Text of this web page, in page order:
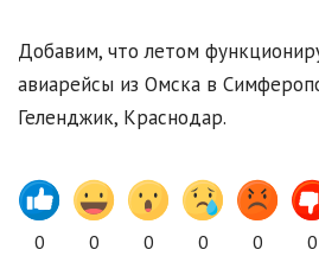
Добавим, что летом
авиарейсы из Омска в
Геленджик, Краснодар.
0 0 0 0 0 0